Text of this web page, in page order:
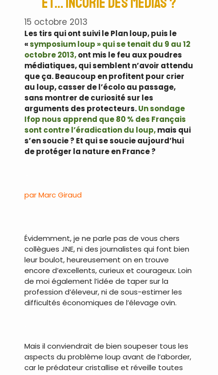
15 octobre 2013
Les tirs qui ont suivi le Plan loup, puis le
«symposium loup » qui se tenait du 9 au 12
octobre 2013,ont mis le feu aux poudres
médiatiques, qui semblent n’avoir attendu
que ça. Beaucoup en profitent pour crier
au loup, casser de l’écolo au passage,
sans montrer de curiosité sur les
arguments des protecteurs.Un sondage
Ifop nous apprend que 80 % des Français
sont contre l’éradication du loup,mais qui
s’en soucie ? Et qui se soucie aujourd’hui
de protéger la nature en France ?
par Marc Giraud
Évidemment, je ne parle pas de vous chers
collègues JNE, ni des journalistes qui font bien
leur boulot, heureusement on en trouve
encore d’excellents, curieux et courageux. Loin
de moi également l’idée de taper sur la
profession d’éleveur, ni de sous-estimer les
difficultés économiques de l’élevage ovin.
Mais il conviendrait de bien soupeser tous les
aspects du problème loup avant de l’aborder,
car le prédateur cristallise et réveille toutes